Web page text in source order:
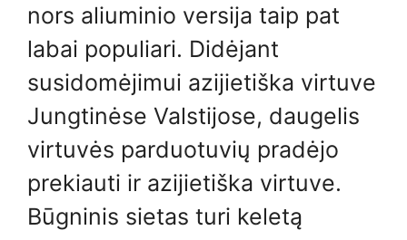
nors aliuminio versija taip pat
labai populiari. Didėjant
susidomėjimui azijietiška virtuve
Jungtinėse Valstijose, daugelis
virtuvės parduotuvių pradėjo
prekiauti ir azijietiška virtuve.
Būgninis sietas turi keletą